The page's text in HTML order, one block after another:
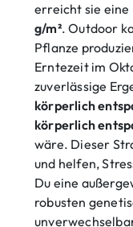
erreicht sie eine
g/m². Outdoor
Pflanze
Erntezeit im
zuverlässige
körperlich
körperlich
wäre. Dieser
und helfen,
Du eine
robusten